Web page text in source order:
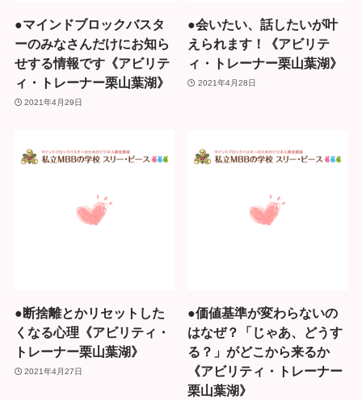
●マインドブロックバスタ
ーのみなさんだけにお知ら
せする情報です《アビリテ
ィ・トレーナー栗山葉湖》
2021年4月29日
●会いたい、話したいが叶
えられます！《アビリテ
ィ・トレーナー栗山葉湖》
2021年4月28日
●断捨離とかリセットした
くなる心理《アビリティ・
トレーナー栗山葉湖》
2021年4月27日
●価値基準が変わらないの
はなぜ？「じゃあ、どうす
る？」がどこから来るか
《アビリティ・トレーナー
栗山葉湖》